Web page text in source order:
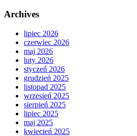
Archives
lipiec 2026
czerwiec 2026
maj 2026
luty 2026
styczeń 2026
grudzień 2025
listopad 2025
wrzesień 2025
sierpień 2025
lipiec 2025
maj 2025
kwiecień 2025